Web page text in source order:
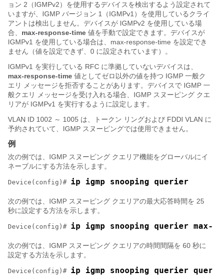
ョン 2（IGMPv2）を使用するデバイスを検出するよう設定されて
いますが、IGMP バージョン 1（IGMPv1）を使用しているクライ
アントは検出しません。デバイスが IGMPv2 を使用している場
合、 max-response-time 値を手動で設定できます。デバイスが
IGMPv1 を使用している場合は、max-response-time を設定でき
ません（値を設定できず、0 に設定されています）。
IGMPv1 を実行している RFC に準拠していないデバイスは、
max-response-time 値としてゼロ以外の値を持つ IGMP 一般ク
エリ メッセージを拒否することがあります。デバイスで IGMP 一
般クエリ メッセージを受け入れる場合、IGMP スヌーピング クエ
リアが IGMPv1 を実行するように設定します。
VLAN ID 1002 ～ 1005 は、トークン リングおよび FDDI VLAN に
予約されていて、IGMP スヌーピングでは使用できません。
例
次の例では、IGMP スヌーピング クエリア機能をグローバルにイ
ネーブルにする方法を示します。
Device (config)# ip igmp snooping querier
次の例では、IGMP スヌーピング クエリアの最大応答時間を 25
秒に設定する方法を示します。
Device (config)# ip igmp snooping querier max-
次の例では、IGMP スヌーピング クエリアの時間間隔を 60 秒に
設定する方法を示します。
Device (config)# ip igmp snooping querier